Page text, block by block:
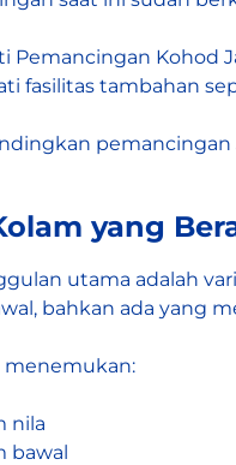
Pemancingan Kohod
fasilitas tambahan
pemancingan
yang
utama adalah
bahkan ada yang
menemukan:
nila
bawal